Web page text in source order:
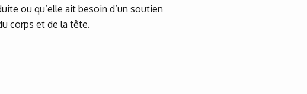
ou qu’elle ait besoin d’un soutien
corps et de la tête.